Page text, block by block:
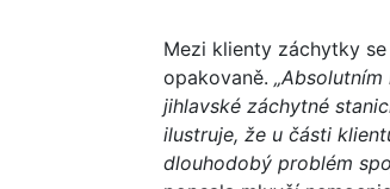
Mezi klienty záchytky
opakovaně.
jihlavské záchytné
ilustruje, že u části
dlouhodobý problém